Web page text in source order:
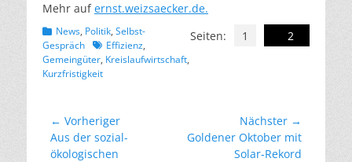
Mehr aufernst.weizsaecker.de.
Seiten:
1 2
Kategorien
News, Politik, Selbst-
Gespräch Schlagworte
Effizienz,
Gemeingüter, Kreislaufwirtschaft,
Kurzfristigkeit
Beitragsnavigation
← Vorheriger
Vorheriger
Beitrag:
Aus der sozial-
ökologischen
Nächster →
Nächster
Goldener Oktober mit
Solar-Rekord